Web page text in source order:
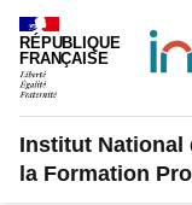
Panneau de gestion
RÉPUBLIQUE
FRANÇAISE
Institut National
la Formation